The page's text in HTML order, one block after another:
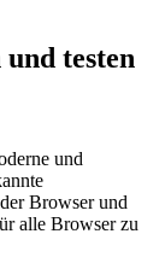
testen
und
Browser und
alle Browser zu